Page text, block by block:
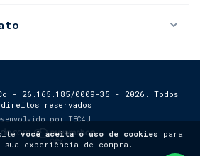
sitevocê aceita o uso de cookies para
experiência de compra.
- 26.165.185/0009-35 - 2026. Todos
reservados.
por TEC4U